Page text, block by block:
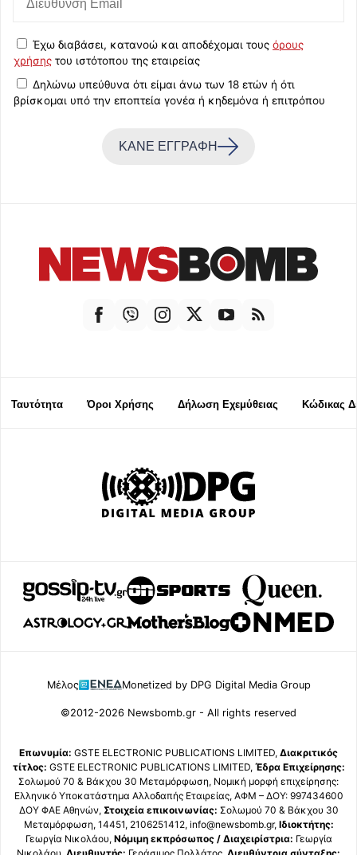
Έχω διαβάσει, κατανοώ και αποδέχομαι τους όρους
χρήσης του ιστότοπου της εταιρείας
Δηλώνω υπεύθυνα ότι είμαι άνω των 18 ετών ή ότι
βρίσκομαι υπό την εποπτεία γονέα ή κηδεμόνα ή επιτρόπου
ΚΑΝΕ ΕΓΓΡΑΦΗ
Ταυτότητα Όροι Χρήσης Δήλωση Εχεμύθειας Κώδικας
Μέλος Monetized by DPG Digital Media Group
©2012-2026 Newsbomb.gr - All rights reserved
Επωνυμία: GSTE ELECTRONIC PUBLICATIONS LIMITED, Διακριτικός
τίτλος: GSTE ELECTRONIC PUBLICATIONS LIMITED, Έδρα Επιχείρησης:
Σολωμού 70 & Βάκχου 30 Μεταμόρφωση, Νομική μορφή επιχείρησης:
Ελληνικό Υποκατάστημα Αλλοδαπής Εταιρείας, ΑΦΜ – ΔΟΥ: 997434600
ΔΟΥ ΦΑΕ Αθηνών, Στοιχεία επικοινωνίας: Σολωμού 70 & Βάκχου 30
Μεταμόρφωση, 14451, 2106251412, info@newsbomb.gr, Ιδιοκτήτης:
Γεωργία Νικολάου, Νόμιμη εκπρόσωπος / Διαχειρίστρια: Γεωργία